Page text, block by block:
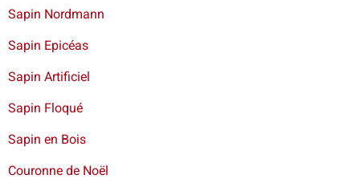
Sapin Nordmann
Sapin Epicéas
Sapin Artificiel
Sapin Floqué
Sapin en Bois
Couronne de Noël